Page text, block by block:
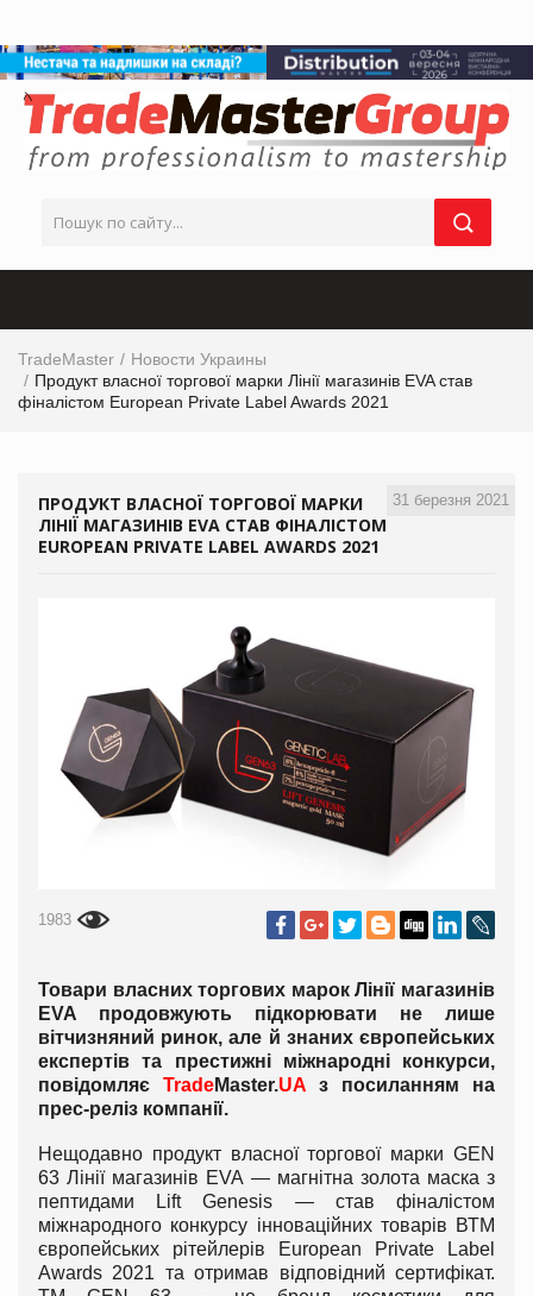
TradeMaster
Новости Украины
Продукт власної торгової марки Лінії магазинів EVA став
фіналістом European Private Label Awards 2021
31 березня 2021
ПРОДУКТ ВЛАСНОЇ ТОРГОВОЇ МАРКИ
ЛІНІЇ МАГАЗИНІВ EVA СТАВ ФІНАЛІСТОМ
EUROPEAN PRIVATE LABEL AWARDS 2021
1983
Товари власних торгових марок Лінії магазинів
EVA продовжують підкорювати не лише
вітчизняний ринок, але й знаних європейських
експертів та престижні міжнародні конкурси,
повідомляє TradeMaster.UA з посиланням на
прес-реліз компанії.
Нещодавно продукт власної торгової марки GEN
63 Лінії магазинів EVA — магнітна золота маска з
пептидами Lift Genesis — став фіналістом
міжнародного конкурсу інноваційних товарів ВТМ
європейських рітейлерів European Private Label
Awards 2021 та отримав відповідний сертифікат.